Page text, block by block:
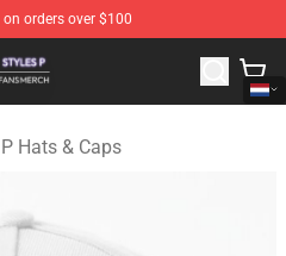
orders over $100
P Merchandise Store
Hats & Caps